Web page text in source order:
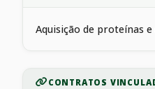
Aquisição de proteínas e
CONTRATOS